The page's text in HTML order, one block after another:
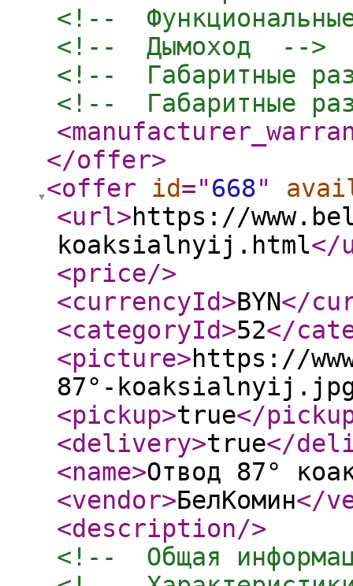
<!--
<!--  Дымоход  -->
<!--  Габаритные
<!--  Габаритные
</offer>
<offer
id="668"
<url>https://
koaksialnyij.html</
<price/>
<currencyId>BYN</
<categoryId>52</
<picture>https://
87°-
<pickup>true</
<delivery>true</
<name>Отвод 87°
<vendor>БелКомин</
<description/>
<!--  Общая